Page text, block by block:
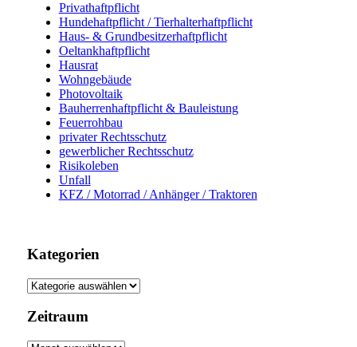
Privathaftpflicht
Hundehaftpflicht / Tierhalterhaftpflicht
Haus- & Grundbesitzerhaftpflicht
Oeltankhaftpflicht
Hausrat
Wohngebäude
Photovoltaik
Bauherrenhaftpflicht & Bauleistung
Feuerrohbau
privater Rechtsschutz
gewerblicher Rechtsschutz
Risikoleben
Unfall
KFZ / Motorrad / Anhänger / Traktoren
Kategorien
Kategorien
Zeitraum